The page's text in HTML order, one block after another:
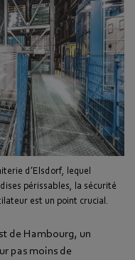
d’Elsdorf, lequel
périssables, la sécurité
est un point crucial.
de Hambourg, un
pas moins de